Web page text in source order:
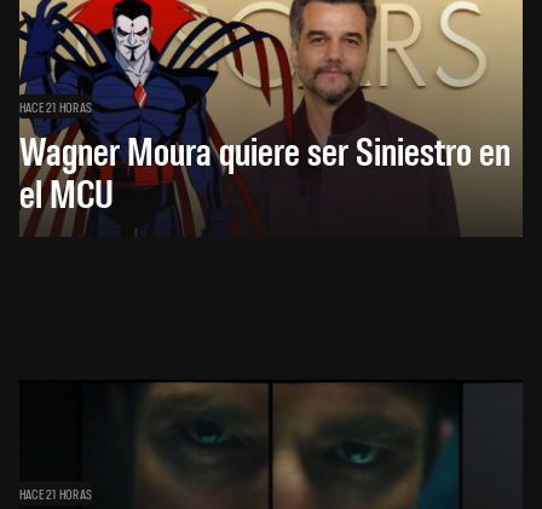
HACE 21 HORAS
Wagner Moura quiere ser Siniestro en
el MCU
HACE 21 HORAS